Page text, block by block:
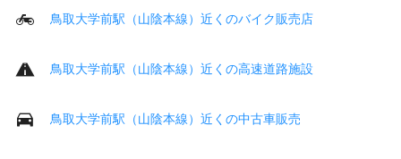
鳥取大学前駅（山陰本線）近くのバイク販売店
鳥取大学前駅（山陰本線）近くの高速道路施設
鳥取大学前駅（山陰本線）近くの中古車販売